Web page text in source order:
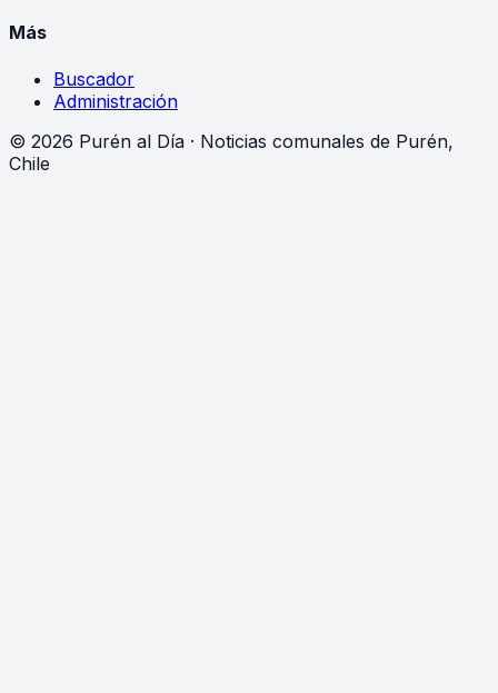
Más
Buscador
Administración
© 2026 Purén al Día · Noticias comunales de Purén,
Chile